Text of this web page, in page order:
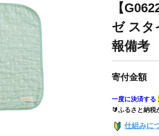
【
ゼ スタ
報備考
寄付金額
一度に決済する
🔰ふるさと納税
仕組みに